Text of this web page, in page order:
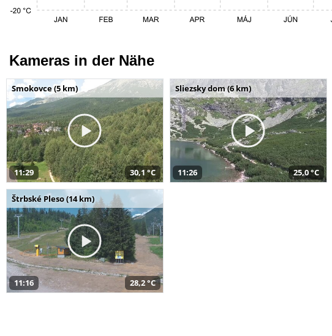
Kameras in der Nähe
Smokovce (5 km)
11:29 30,1 °C
Sliezsky dom (6 km)
11:26 25,0 °C
Štrbské Pleso (14 km)
11:16 28,2 °C